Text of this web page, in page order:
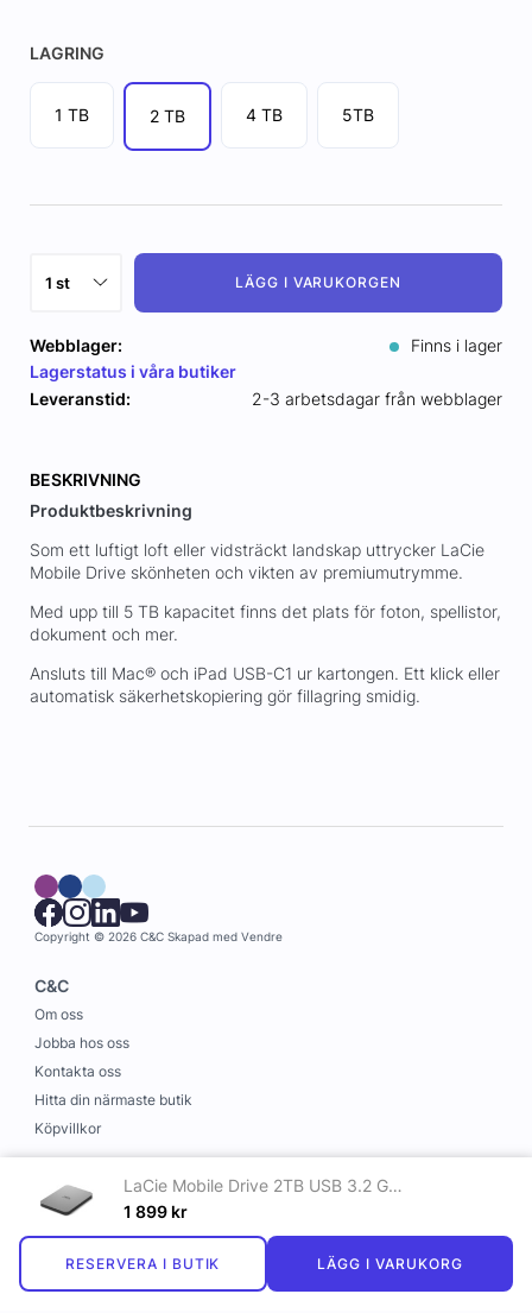
LAGRING
1 TB 2 TB 4 TB 5TB
LÄGG I VARUKORGEN
LaCie Mobile Drive 2TB USB 3.2 Gen 1 (USB-C kontakt)
1 899 kr
RESERVERA I BUTIK LÄGG I VARUKORG
Webblager:
Finns i lager
Lagerstatus i våra butiker
Leveranstid:
2-3 arbetsdagar från webblager
BESKRIVNING
Produktbeskrivning
Som ett luftigt loft eller vidsträckt landskap uttrycker LaCie
Mobile Drive skönheten och vikten av premiumutrymme.
Med upp till 5 TB kapacitet finns det plats för foton, spellistor,
dokument och mer.
Ansluts till Mac® och iPad USB-C1 ur kartongen. Ett klick eller
automatisk säkerhetskopiering gör fillagring smidig.
Copyright © 2026 C&C Skapad med Vendre
C&C
Om oss
Jobba hos oss
Kontakta oss
Hitta din närmaste butik
Köpvillkor
Information
Leverans och betalning
Cookies
Personuppgiftspolicy